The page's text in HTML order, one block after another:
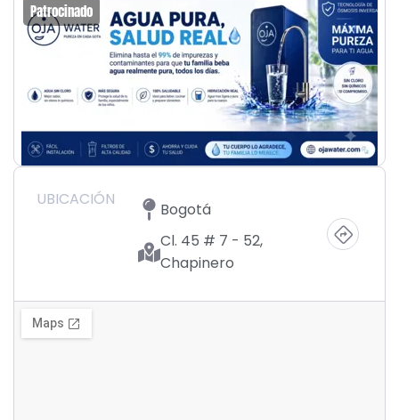
Patrocinado
UBICACIÓN
Bogotá
Cl. 45 # 7 - 52,
Chapinero